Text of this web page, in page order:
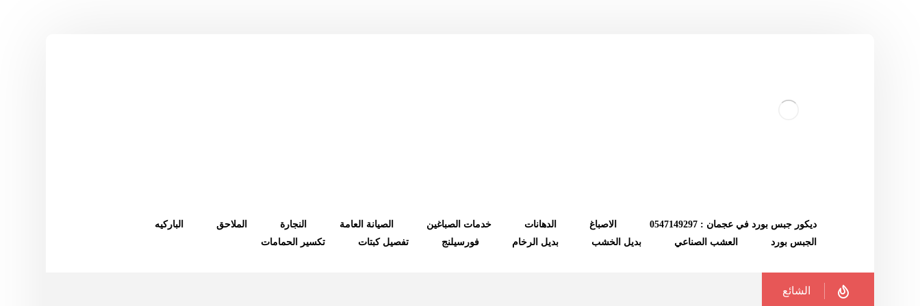
ديكور جبس بورد في عجمان : 0547149297 الاصباغ الدهانات خدمات الصباغين الصيانة العامة النجارة الملاحق
الباركيه
الجبس بورد
العشب الصناعي بديل الخشب بديل الرخام فورسيلنج تفصيل كبتات تكسير الحمامات
الشائع